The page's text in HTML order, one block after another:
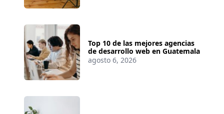
Top 10 de las mejores agencias
de desarrollo web en Guatemala
agosto 6, 2026